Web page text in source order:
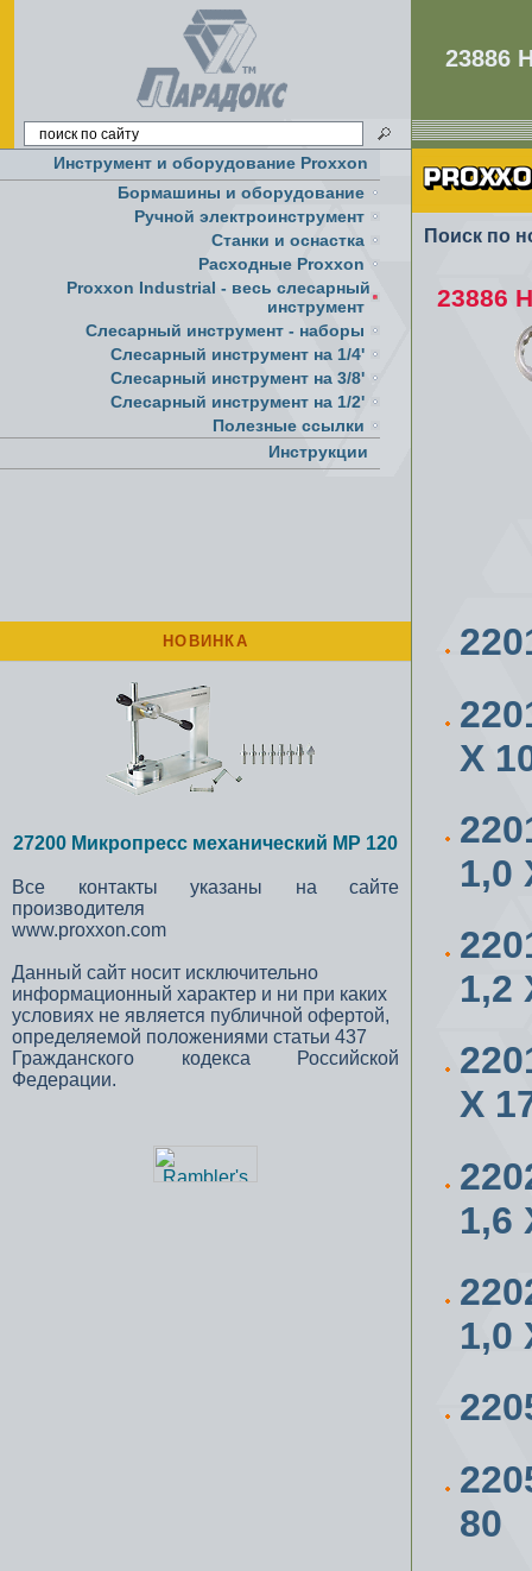
23886
Инструмент и оборудование Proxxon
Бормашины и оборудование
Ручной электроинструмент
Cтанки и оснастка
Расходные Proxxon
Proxxon Industrial - весь слесарный
инструмент
Слесарный инструмент - наборы
Слесарный инструмент на 1/4'
Слесарный инструмент на 3/8'
Слесарный инструмент на 1/2'
Полезные ссылки
Инструкции
НОВИНКА
27200 Микропресс механический MP 120
Все контакты указаны на сайте
производителя
www.proxxon.com
Данный сайт носит исключительно
информационный характер и ни при каких
условиях не является публичной офертой,
определяемой положениями статьи 437
Гражданского кодекса Российской
Федерации.
Поиск по
23886
Х
1,0
1,2
Х
1,6
1,0
80